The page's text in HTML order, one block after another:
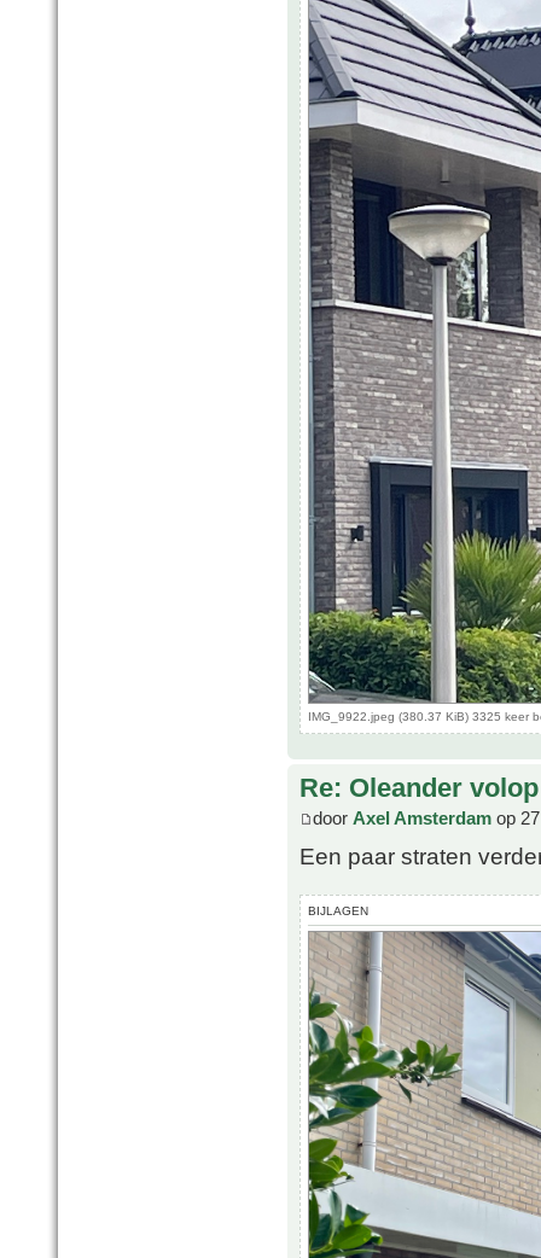
IMG_9922.jpeg (380.37 KiB) 3325 keer
Re: Oleander
door Axel Amsterdam op
Een paar straten
BIJLAGEN